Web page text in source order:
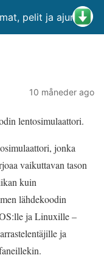
pelit ja ajurit
10 måneder ago
lentosimulaattori.
jonka
vaikuttavan tason
kuin
lähdekoodin
ja Linuxille –
ja